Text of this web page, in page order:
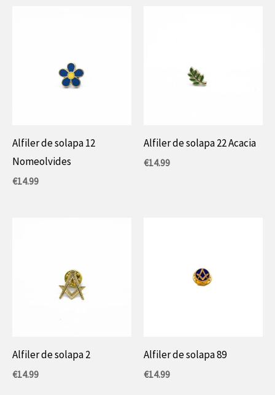
Alfiler de solapa 12
Nomeolvides
€14.99
Alfiler de solapa 22 Acacia
€14.99
Alfiler de solapa 2
€14.99
Alfiler de solapa 89
€14.99